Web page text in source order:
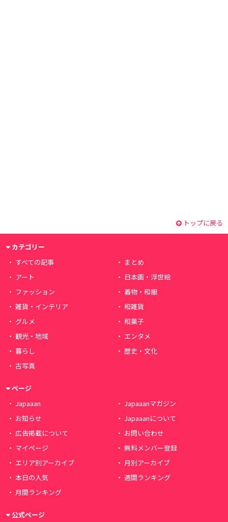
トップに戻る
カテゴリー
すべての記事
まとめ
アート
日本画・浮世絵
ファッション
着物・和服
雑貨・インテリア
和雑貨
グルメ
和菓子
観光・地域
エンタメ
暮らし
歴史・文化
古写真
ページ
Japaaan
Japaaanマガジン
お知らせ
Japaaanについて
広告掲載について
お問い合わせ
マイページ
無料メンバー登録
エリア別アーカイブ
月別アーカイブ
本日の人気
週間ランキング
月間ランキング
公式ページ